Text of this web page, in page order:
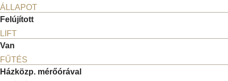
ÁLLAPOT
Felújított
LIFT
Van
FŰTÉS
Házközp. mérőórával